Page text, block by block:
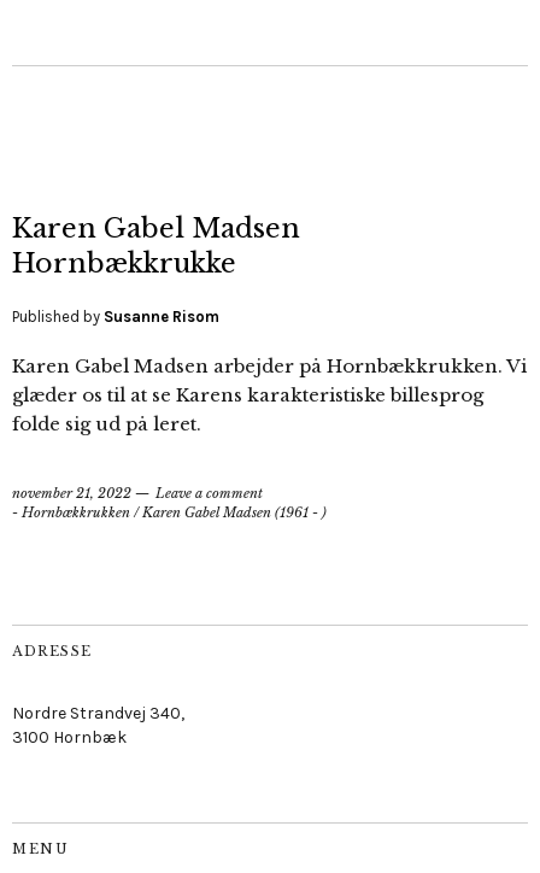
Karen Gabel Madsen
Hornbækkrukke
Published by Susanne Risom
Karen Gabel Madsen arbejder på Hornbækkrukken. Vi
glæder os til at se Karens karakteristiske billesprog
folde sig ud på leret.
november 21, 2022
Leave a comment
- Hornbækkrukken /Karen Gabel Madsen (1961 - )
ADRESSE
Nordre Strandvej 340,
3100 Hornbæk
MENU